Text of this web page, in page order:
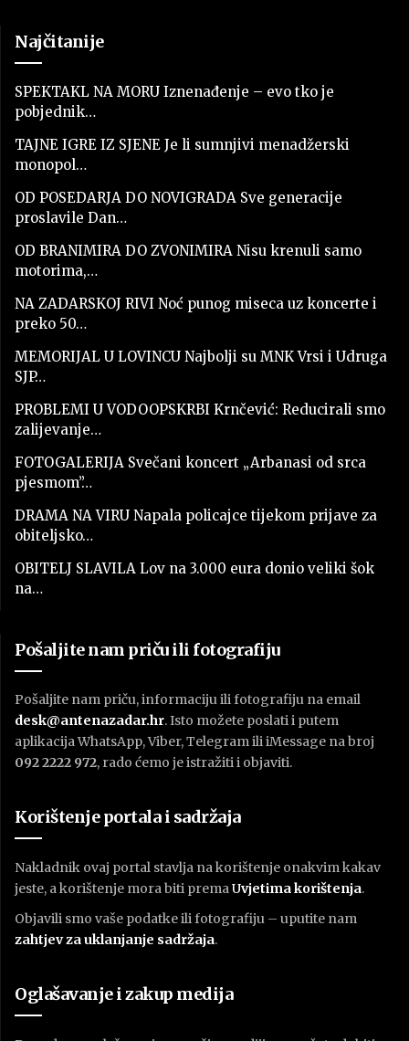
Najčitanije
SPEKTAKL NA MORU Iznenađenje – evo tko je
pobjednik…
TAJNE IGRE IZ SJENE Je li sumnjivi menadžerski
monopol…
OD POSEDARJA DO NOVIGRADA Sve generacije
proslavile Dan…
OD BRANIMIRA DO ZVONIMIRA Nisu krenuli samo
motorima,…
NA ZADARSKOJ RIVI Noć punog miseca uz koncerte i
preko 50…
MEMORIJAL U LOVINCU Najbolji su MNK Vrsi i Udruga
SJP…
PROBLEMI U VODOOPSKRBI Krnčević: Reducirali smo
zalijevanje…
FOTOGALERIJA Svečani koncert „Arbanasi od srca
pjesmom”…
DRAMA NA VIRU Napala policajce tijekom prijave za
obiteljsko…
OBITELJ SLAVILA Lov na 3.000 eura donio veliki šok
na…
Pošaljite nam priču ili fotografiju
Pošaljite nam priču, informaciju ili fotografiju na email
desk@antenazadar.hr. Isto možete poslati i putem
aplikacija WhatsApp, Viber, Telegram ili iMessage na broj
092 2222 972, rado ćemo je istražiti i objaviti.
Korištenje portala i sadržaja
Nakladnik ovaj portal stavlja na korištenje onakvim kakav
jeste, a korištenje mora biti premaUvjetima korištenja.
Objavili smo vaše podatke ili fotografiju – uputite nam
zahtjev za uklanjanje sadržaja.
Oglašavanje i zakup medija